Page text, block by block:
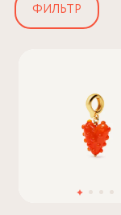
ФИЛЬТР